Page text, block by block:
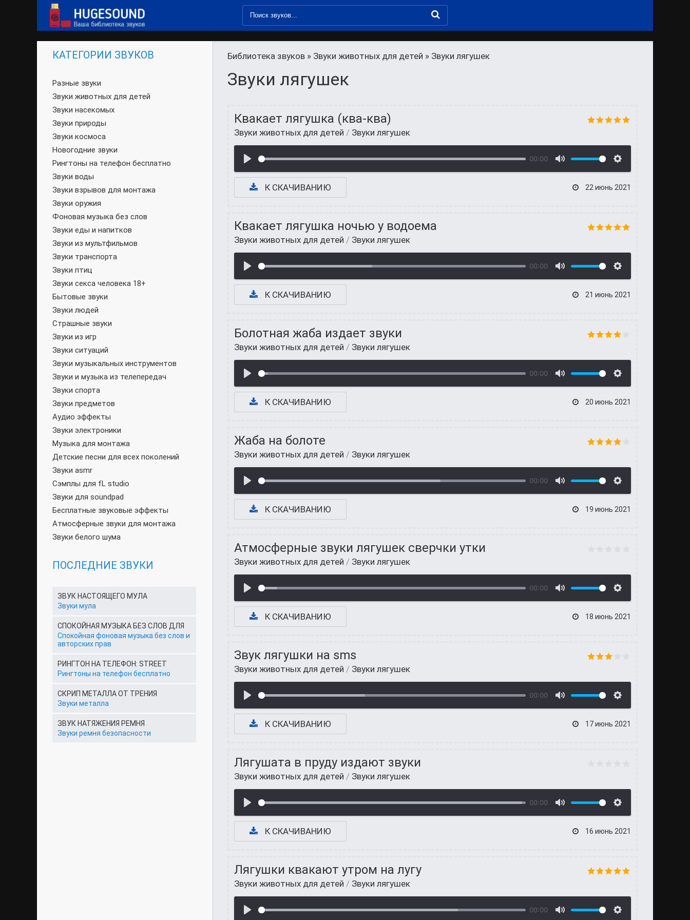
Библиотека звуков » Звуки животных для детей » Звуки лягушек
Звуки лягушек
Квакает лягушка (ква-ква)
Звуки животных для детей / Звуки лягушек
00:00
К СКАЧИВАНИЮ 22 июнь 2021
Квакает лягушка ночью у водоема
Звуки животных для детей / Звуки лягушек
00:00
К СКАЧИВАНИЮ 21 июнь 2021
Болотная жаба издает звуки
Звуки животных для детей / Звуки лягушек
00:00
К СКАЧИВАНИЮ 20 июнь 2021
Жаба на болоте
Звуки животных для детей / Звуки лягушек
00:00
К СКАЧИВАНИЮ 19 июнь 2021
Атмосферные звуки лягушек сверчки утки
Звуки животных для детей / Звуки лягушек
00:00
К СКАЧИВАНИЮ 18 июнь 2021
Звук лягушки на sms
Звуки животных для детей / Звуки лягушек
00:00
К СКАЧИВАНИЮ 17 июнь 2021
Лягушата в пруду издают звуки
Звуки животных для детей / Звуки лягушек
00:00
К СКАЧИВАНИЮ 16 июнь 2021
Лягушки квакают утром на лугу
Звуки животных для детей / Звуки лягушек
00:00
КАТЕГОРИИ ЗВУКОВ
Разные звуки
Звуки животных для детей
Звуки насекомых
Звуки природы
Звуки космоса
Новогодние звуки
Рингтоны на телефон бесплатно
Звуки воды
Звуки взрывов для монтажа
Звуки оружия
Фоновая музыка без слов
Звуки еды и напитков
Звуки из мультфильмов
Звуки транспорта
Звуки птиц
Звуки секса человека 18+
Бытовые звуки
Звуки людей
Страшные звуки
Звуки из игр
Звуки ситуаций
Звуки музыкальных инструментов
Звуки и музыка из телепередач
Звуки спорта
Звуки предметов
Аудио эффекты
Звуки электроники
Музыка для монтажа
Детские песни для всех поколений
Звуки asmr
Сэмплы для fL studio
Звуки для soundpad
Бесплатные звуковые эффекты
Атмосферные звуки для монтажа
Звуки белого шума
ПОСЛЕДНИЕ ЗВУКИ
ЗВУК НАСТОЯЩЕГО МУЛА
Звуки мула
СПОКОЙНАЯ МУЗЫКА БЕЗ СЛОВ ДЛЯ
Спокойная фоновая музыка без слов и
авторских прав
РИНГТОН НА ТЕЛЕФОН: STREET
Рингтоны на телефон бесплатно
СКРИП МЕТАЛЛА ОТ ТРЕНИЯ
Звуки металла
ЗВУК НАТЯЖЕНИЯ РЕМНЯ
Звуки ремня безопасности